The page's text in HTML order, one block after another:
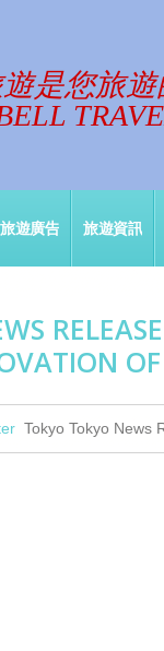
是您旅
旅遊廣告 旅遊資訊
Tokyo Tokyo News